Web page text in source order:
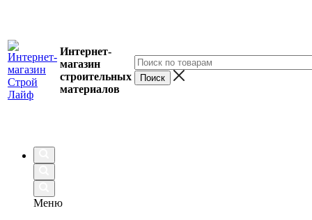
Интернет-
магазин
строительных
материалов
Меню